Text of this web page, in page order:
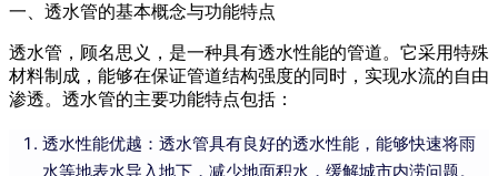
一、透水管的基本概念与功能特点
透水管，顾名思义，是一种具有透水性能的管道。它采用特殊
材料制成，能够在保证管道结构强度的同时，实现水流的自由
渗透。透水管的主要功能特点包括：
透水性能优越：透水管具有良好的透水性能，能够快速将雨
水等地表水导入地下，减少地面积水，缓解城市内涝问题。